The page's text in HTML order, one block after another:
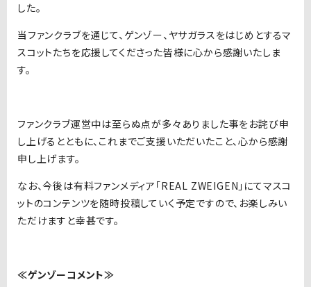
した。
当ファンクラブを通じて、ゲンゾー、ヤサガラスをはじめとするマ
スコットたちを応援してくださった皆様に心から感謝いたしま
す。
ファンクラブ運営中は至らぬ点が多々ありました事をお詫び申
し上げるとともに、これまでご支援いただいたこと、心から感謝
申し上げます。
なお、今後は有料ファンメディア「REAL ZWEIGEN」にてマスコ
ットのコンテンツを随時投稿していく予定ですので、お楽しみい
ただけますと幸甚です。
≪ゲンゾーコメント≫